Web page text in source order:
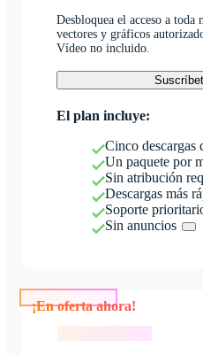
Desbloquea el acceso a toda
vectores y gráficos
Vídeo no incluido.
El plan incluye:
Cinco descargas
Un paquete por
Sin atribución
Descargas más
Soporte
Sin anuncios